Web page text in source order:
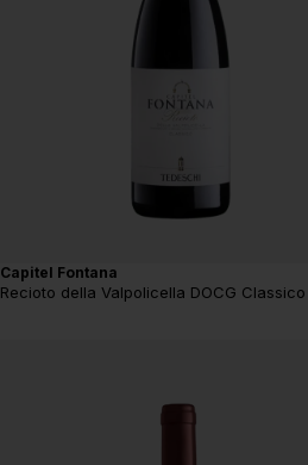
Capitel Fontana
Recioto della Valpolicella DOCG Classico